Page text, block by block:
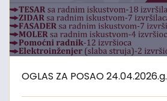
OGLAS ZA POSAO 24.04.2026.g.